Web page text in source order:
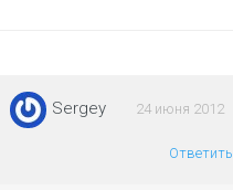
Sergey 24 июня 2012
Ответить